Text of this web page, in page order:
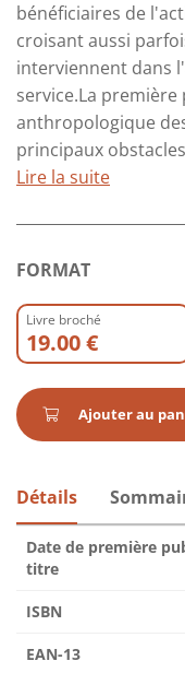
bénéficiaires de
croisant aussi
interviennent dans
service.La
anthropologique
principaux
Lire la suite
FORMAT
Livre broché
19.00 €
Ajouter au
Détails
Date de première
titre
ISBN
EAN-13